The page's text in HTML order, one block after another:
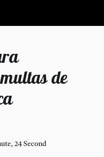
de
24 Second